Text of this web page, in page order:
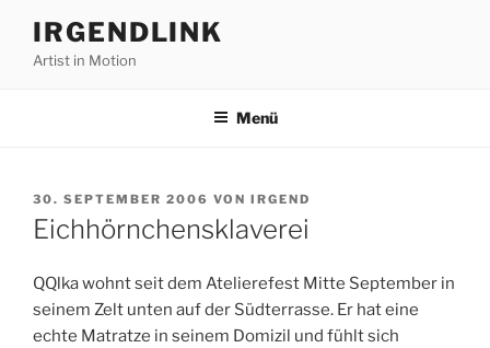
Inhalt
springen
IRGENDLINK
Artist in Motion
Menü
VERÖFFENTLICHT
AM
30. SEPTEMBER 2006 VON IRGEND
Eichhörnchensklaverei
QQlka wohnt seit dem Atelierefest Mitte September in
seinem Zelt unten auf der Südterrasse. Er hat eine
echte Matratze in seinem Domizil und fühlt sich